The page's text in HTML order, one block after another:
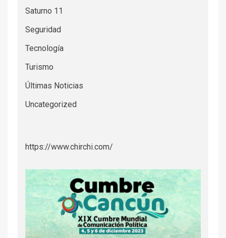
Saturno 11
Seguridad
Tecnología
Turismo
Últimas Noticias
Uncategorized
https://www.chirchi.com/